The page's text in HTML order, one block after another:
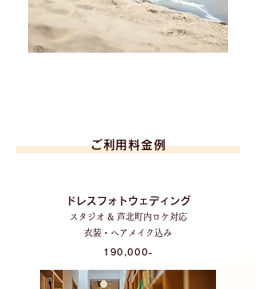
ご利用料金例
ドレスフォトウェディング
スタジオ & 芦北町内ロケ対応
衣装・ヘアメイク込み
190,000-